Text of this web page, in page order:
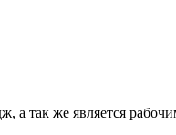
а так же является